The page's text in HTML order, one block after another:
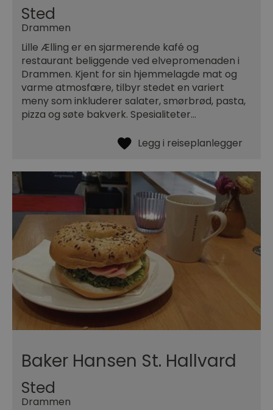
Sted
Drammen
Lille Ælling er en sjarmerende kafé og
restaurant beliggende ved elvepromenaden i
Drammen. Kjent for sin hjemmelagde mat og
varme atmosfære, tilbyr stedet en variert
meny som inkluderer salater, smørbrød, pasta,
pizza og søte bakverk. Spesialiteter…
Baker Hansen St. Hallvard
Sted
Drammen